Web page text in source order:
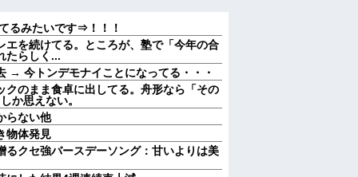
るみたいです⇒！！！
エを続けてる。ところが、塾で「今年の合
たらしく...
→ 今トンデモナイことになってる・・・
クのまま食卓に出してる。舟形なら「その
か思えない。
らない他
物体発見
るクセ強バースデーソング：甘いよりは美